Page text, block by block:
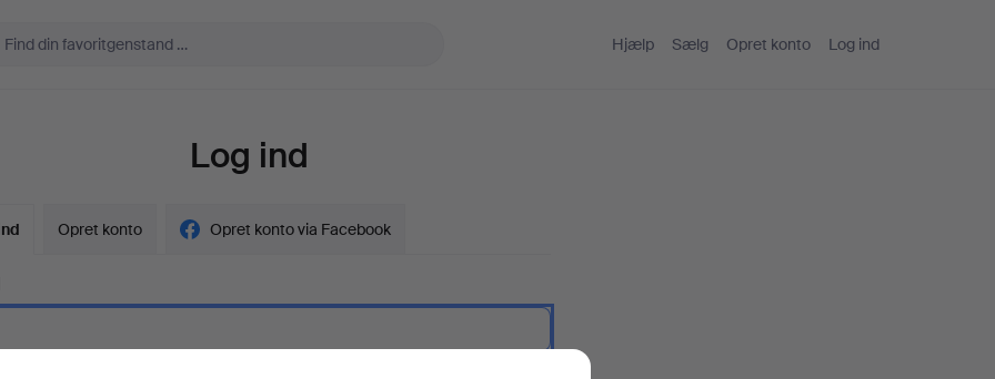
Hjælp Sælg Opret konto Log ind
Log ind
Opret konto Opret konto via Facebook